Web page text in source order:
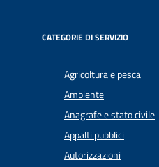
CATEGORIE DI SERVIZIO
Agricoltura e pesca
Ambiente
Anagrafe e stato civile
Appalti pubblici
Autorizzazioni